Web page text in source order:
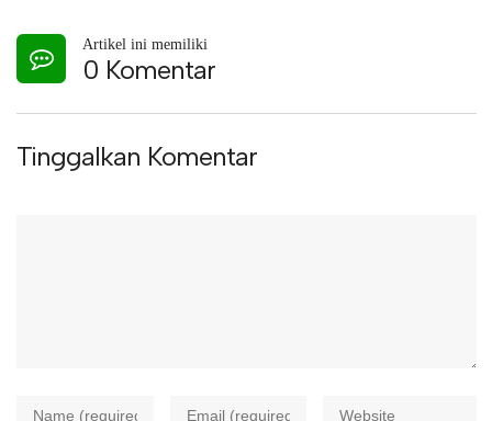
Artikel ini memiliki
0 Komentar
Tinggalkan Komentar